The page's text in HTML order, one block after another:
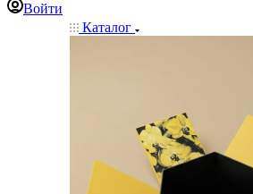
Войти
Каталог